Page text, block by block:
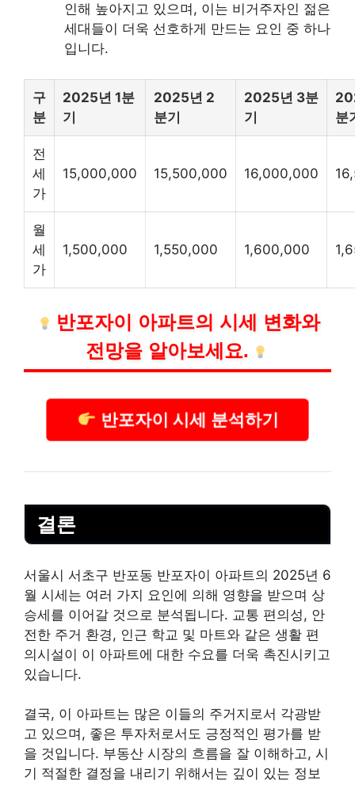
인해 높아지고 있으며, 이는 비거주자인 젊은
세대들이 더욱 선호하게 만드는 요인 중 하나
입니다.
구
분
2025년 1분
기
2025년 2
분기
2025년 3분
기
분
전
세
가
15,000,000 15,500,000 16,000,000
월
세
가
1,500,000 1,550,000 1,600,000
반포자이 아파트의 시세 변화와
전망을 알아보세요.
반포자이 시세 분석하기
결론
서울시 서초구 반포동 반포자이 아파트의 2025년 6
월 시세는 여러 가지 요인에 의해 영향을 받으며 상
승세를 이어갈 것으로 분석됩니다. 교통 편의성, 안
전한 주거 환경, 인근 학교 및 마트와 같은 생활 편
의시설이 이 아파트에 대한 수요를 더욱 촉진시키고
있습니다.
결국, 이 아파트는 많은 이들의 주거지로서 각광받
고 있으며, 좋은 투자처로서도 긍정적인 평가를 받
을 것입니다. 부동산 시장의 흐름을 잘 이해하고, 시
기 적절한 결정을 내리기 위해서는 깊이 있는 정보